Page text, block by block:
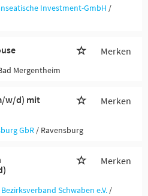
Investment-GmbH /
Merken
Mergentheim
w/d) mit
Merken
GbR / Ravensburg
Merken
Schwaben e.V. /